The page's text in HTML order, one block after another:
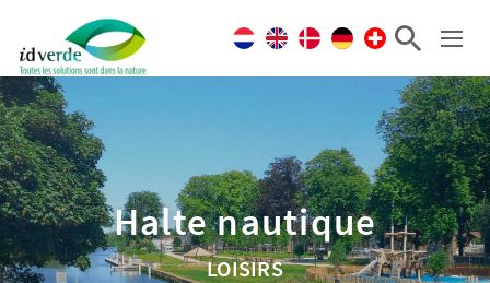
Halte nautique
LOISIRS